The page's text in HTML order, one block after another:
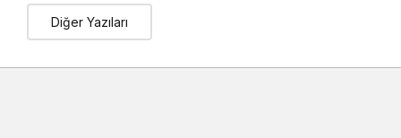
Diğer Yazıları